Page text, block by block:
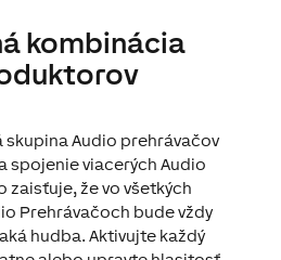
kombinácia
skupina Audio prehrávačov
spojenie viacerých Audio
zaisťuje, že vo všetkých
Prehrávačoch bude vždy
hudba. Aktivujte každý